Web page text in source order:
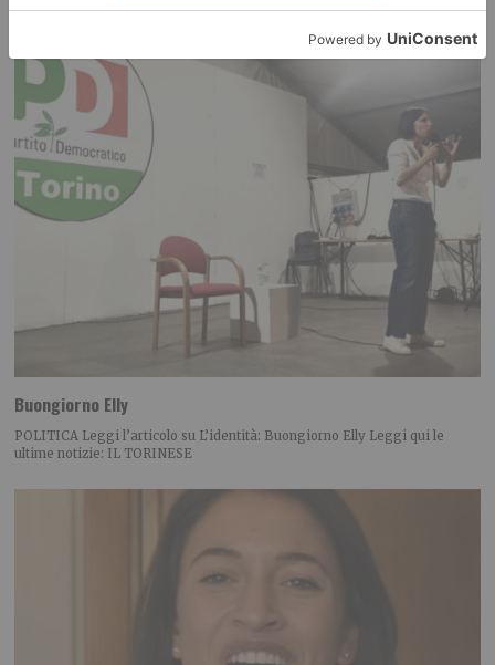
Buongiorno Elly
POLITICA Leggi l’articolo su L’identità: Buongiorno Elly Leggi qui le
ultime notizie: IL TORINESE